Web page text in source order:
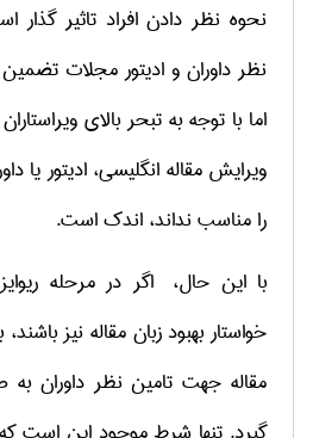
نحوه نظر دادن افراد تاثیر
نظر داوران و ادیتور مجلات
اما با توجه به تبحر بالای
ویرایش مقاله انگلیسی، ادیتور یا
را مناسب نداند، اندک است.
با این حال، اگر در مرحله
خواستار بهبود زبان مقاله نیز
مقاله جهت تامین نظر داوران